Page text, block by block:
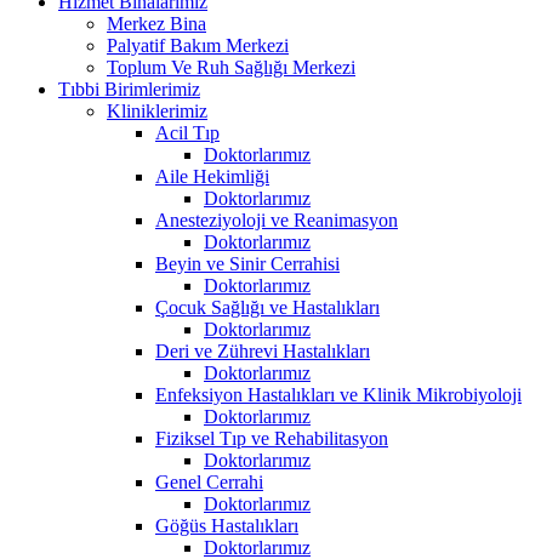
Merkez Bina
Palyatif Bakım Merkezi
Toplum Ve Ruh Sağlığı Merkezi
Tıbbi Birimlerimiz
Kliniklerimiz
Acil Tıp
Doktorlarımız
Aile Hekimliği
Doktorlarımız
Anesteziyoloji ve Reanimasyon
Doktorlarımız
Beyin ve Sinir Cerrahisi
Doktorlarımız
Çocuk Sağlığı ve Hastalıkları
Doktorlarımız
Deri ve Zührevi Hastalıkları
Doktorlarımız
Enfeksiyon Hastalıkları ve Klinik Mikrobiyoloji
Doktorlarımız
Fiziksel Tıp ve Rehabilitasyon
Doktorlarımız
Genel Cerrahi
Doktorlarımız
Göğüs Hastalıkları
Doktorlarımız